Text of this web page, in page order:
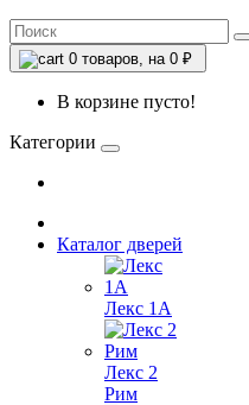
0 товаров, на 0 ₽
В корзине пусто!
Категории
Каталог дверей
Лекс 1А
Лекс 2
Рим